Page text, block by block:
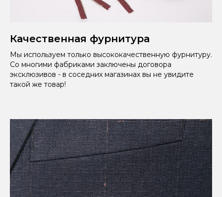
Качественная фурнитура
Мы используем только высококачественную фурнитуру.
Со многими фабриками заключены договора
эксклюзивов - в соседних магазинах вы не увидите
такой же товар!